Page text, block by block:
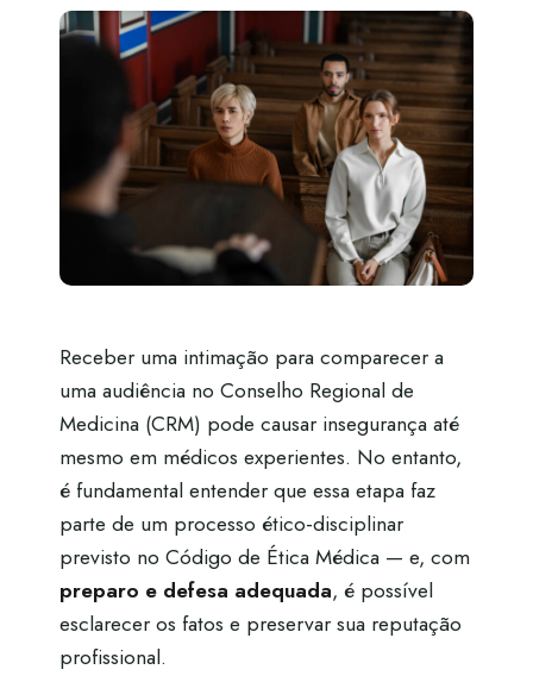
Receber uma intimação para comparecer a
uma audiência no Conselho Regional de
Medicina (CRM) pode causar insegurança até
mesmo em médicos experientes. No entanto,
é fundamental entender que essa etapa faz
parte de um processo ético-disciplinar
previsto no Código de Ética Médica — e, com
preparo e defesa adequada, é possível
esclarecer os fatos e preservar sua reputação
profissional.